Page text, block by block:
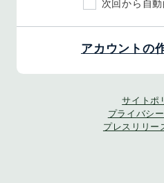
次回から自
アカウントの
サイトポ
プライバシ
プレスリリー